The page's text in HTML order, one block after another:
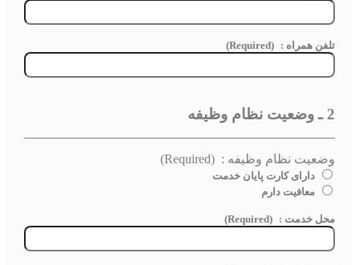
تلفن همراه : (Required)
2 ـ وضعیت نظام وظیفه
وضعیت نظام وظیفه : (Required)
دارای کارت پایان خدمت
معافیت دارم
محل خدمت :‌ (Required)